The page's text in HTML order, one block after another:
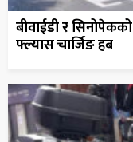
बीवाईडी र
फ्ल्यास चार्जिङ हब